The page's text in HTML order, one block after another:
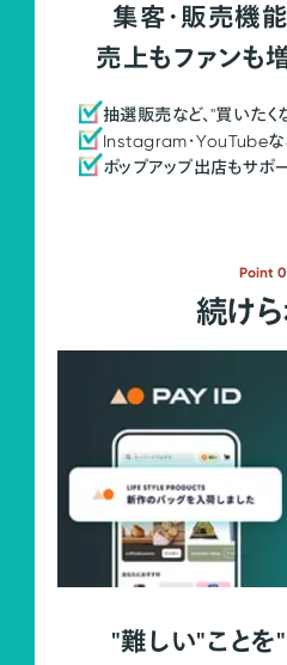
集客・販売機
売上もファンも
抽選販売など、"買いたく
Instagram・YouTubeな
ポップアップ出店もサポー
Point
続け
"難しい"こと